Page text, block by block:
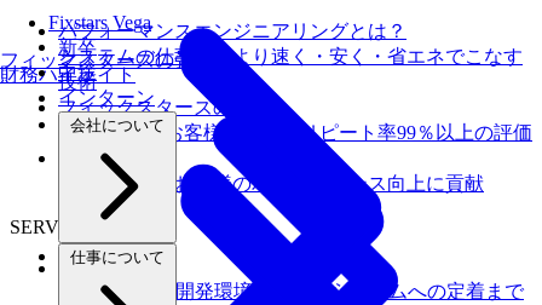
パフォーマンスエンジニアリングとは？
システムの仕事を、より速く・安く・省エネでこなす
技術
フィックスターズの​強み
100社以上のお客様を支援しリピート率99％以上の評価
お客様事例
様々な分野のお客様のパフォーマンス向上に貢献
SERVICES
Fixstars Vega
セキュアなAI開発環境の構築からチームへの定着まで
Fixstars Vega
財務ハイライト
フィックスターズの強み
新卒
中途
インターン
会社について
仕事について